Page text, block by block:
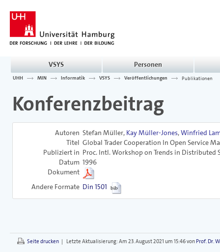
VSYS Personen
UHH MIN Informatik VSYS Veröffentlichungen Publikationen
Konferenzbeitrag
Autoren Stefan Müller, Kay Müller-Jones,Winfried
Titel Global Trader Cooperation In Open Service
Publiziert in Proc. Intl. Workshop on Trends in Distributed
Datum 1996
Dokument
Andere Formate Din 1501
Seite drucken | Letzte Aktualisierung:Am 23. August 2021 um 15:46 von Prof. Dr.